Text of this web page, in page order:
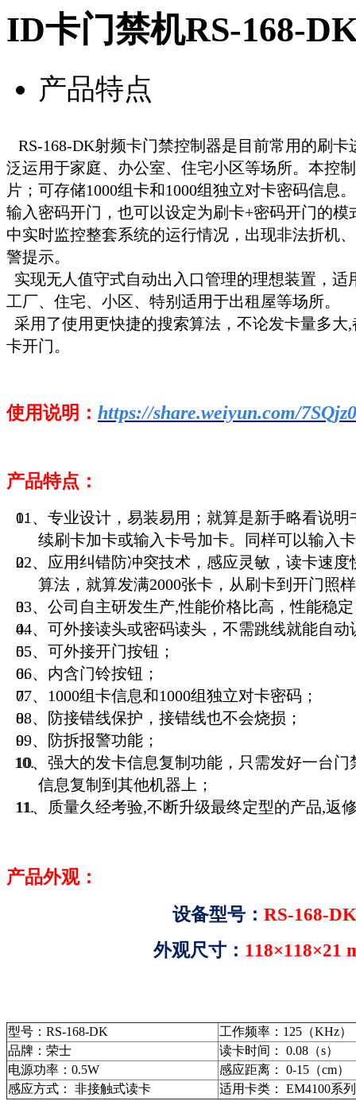
ID卡门禁机RS-168-
产品特点
RS-168-DK射频卡门禁控制器是目前常用的刷
泛运用于家庭、办公室、住宅小区等场所。本控
片；可存储1000组卡和1000组独立对卡密码信息
输入密码开门，也可以设定为刷卡+密码开门的模
中实时监控整套系统的运行情况，出现非法折机
警提示。
实现无人值守式自动出入口管理的理想装置，适
工厂、住宅、小区、特别适用于出租屋等场所。
采用了使用更快捷的搜索算法，不论发卡量多大
卡开门。
使用说明： https://share.weiyun.com/
产品特点：
01、专业设计，易装易用；就算是新手略看说
续刷卡加卡或输入卡号加卡。同样可以输入
02、应用纠错防冲突技术，感应灵敏，读卡速
算法，就算发满2000张卡，从刷卡到开门照
03、公司自主研发生产,性能价格比高，性能稳
04、可外接读头或密码读头，不需跳线就能自动
05、可外接开门按钮；
06、内含门铃按钮；
07、1000组卡信息和1000组独立对卡密码；
08、防接错线保护，接错线也不会烧损；
09、防拆报警功能；
10、强大的发卡信息复制功能，只需发好一台
信息复制到其他机器上；
11、质量久经考验,不断升级最终定型的产品,返
产品外观：
设备型号： RS-168-DK
外观尺寸： 118×118×21
型号：RS-168-DK
工作频率：125（KHz）
品牌：荣士
读卡时间： 0.08（s）
电源功率：0.5W
感应距离： 0-15（cm）
感应方式： 非接触式读卡
适用卡类： EM4100系